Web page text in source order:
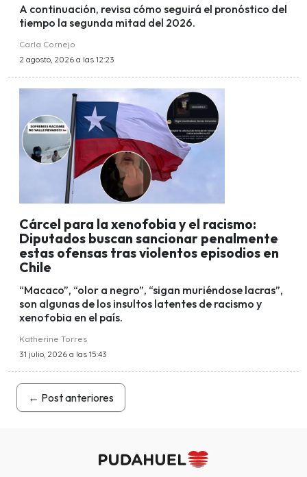
A continuación, revisa cómo seguirá el pronóstico del
tiempo la segunda mitad del 2026.
Carla Cornejo
2 agosto, 2026 a las 12:23
Cárcel para la xenofobia y el racismo:
Diputados buscan sancionar penalmente
estas ofensas tras violentos episodios en
Chile
“Macaco”, “olor a negro”, “sigan muriéndose lacras”,
son algunas de los insultos latentes de racismo y
xenofobia en el país.
Katherine Torres
31 julio, 2026 a las 15:43
← Post anteriores